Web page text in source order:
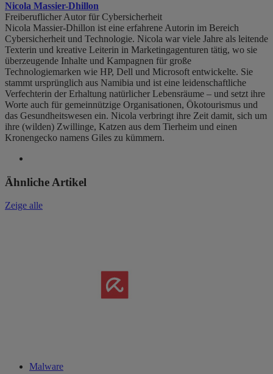
Nicola Massier-Dhillon
Freiberuflicher Autor für Cybersicherheit
Nicola Massier-Dhillon ist eine erfahrene Autorin im Bereich
Cybersicherheit und Technologie. Nicola war viele Jahre als leitende
Texterin und kreative Leiterin in Marketingagenturen tätig, wo sie
überzeugende Inhalte und Kampagnen für große
Technologiemarken wie HP, Dell und Microsoft entwickelte. Sie
stammt ursprünglich aus Namibia und ist eine leidenschaftliche
Verfechterin der Erhaltung natürlicher Lebensräume – und setzt ihre
Worte auch für gemeinnützige Organisationen, Ökotourismus und
das Gesundheitswesen ein. Nicola verbringt ihre Zeit damit, sich um
ihre (wilden) Zwillinge, Katzen aus dem Tierheim und einen
Kronengecko namens Giles zu kümmern.
Ähnliche Artikel
Zeige alle
Malware